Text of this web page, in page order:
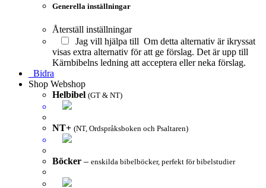
Generella inställningar
Återställ inställningar
Jag vill hjälpa till Om detta alternativ är ikryssat
visas extra alternativ för att ge förslag. Det är upp till
Kärnbibelns ledning att acceptera eller neka förslag.
Bidra
Shop Webshop
Helbibel (GT & NT)
NT+ (NT, Ordspråksboken och Psaltaren)
Böcker – enskilda bibelböcker, perfekt för bibelstudier